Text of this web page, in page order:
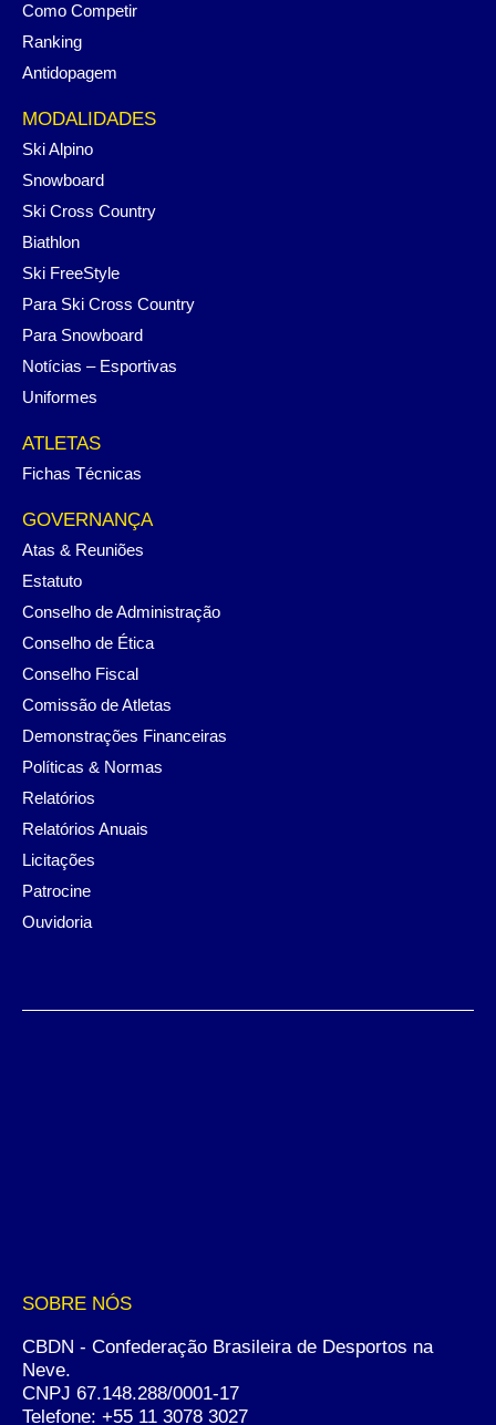
Como Competir
Ranking
Antidopagem
MODALIDADES
Ski Alpino
Snowboard
Ski Cross Country
Biathlon
Ski FreeStyle
Para Ski Cross Country
Para Snowboard
Notícias – Esportivas
Uniformes
ATLETAS
Fichas Técnicas
GOVERNANÇA
Atas & Reuniões
Estatuto
Conselho de Administração
Conselho de Ética
Conselho Fiscal
Comissão de Atletas
Demonstrações Financeiras
Políticas & Normas
Relatórios
Relatórios Anuais
Licitações
Patrocine
Ouvidoria
SOBRE NÓS
CBDN - Confederação Brasileira de Desportos na
Neve.
CNPJ 67.148.288/0001-17
Telefone: +55 11 3078 3027